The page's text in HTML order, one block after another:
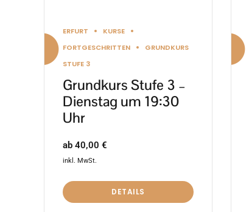
ERFURT
KURSE
FORTGESCHRITTEN
GRUNDKURS
STUFE 3
Grundkurs Stufe 3 –
Dienstag um 19:30
Uhr
ab 40,00 €
inkl. MwSt.
DETAILS
gewählt
werden